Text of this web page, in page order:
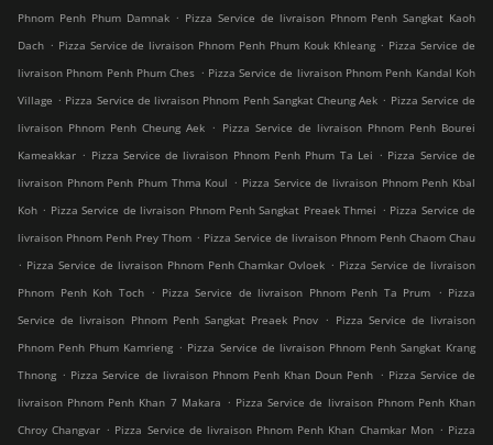
Phnom Penh Phum Damnak . Pizza Service de livraison Phnom Penh Sangkat Kaoh
Dach . Pizza Service de livraison Phnom Penh Phum Kouk Khleang . Pizza Service de
livraison Phnom Penh Phum Ches . Pizza Service de livraison Phnom Penh Kandal Koh
Village . Pizza Service de livraison Phnom Penh Sangkat Cheung Aek . Pizza Service de
livraison Phnom Penh Cheung Aek . Pizza Service de livraison Phnom Penh Bourei
Kameakkar . Pizza Service de livraison Phnom Penh Phum Ta Lei . Pizza Service de
livraison Phnom Penh Phum Thma Koul . Pizza Service de livraison Phnom Penh Kbal
Koh . Pizza Service de livraison Phnom Penh Sangkat Preaek Thmei . Pizza Service de
livraison Phnom Penh Prey Thom . Pizza Service de livraison Phnom Penh Chaom Chau
. Pizza Service de livraison Phnom Penh Chamkar Ovloek . Pizza Service de livraison
Phnom Penh Koh Toch
. Pizza Service de livraison Phnom Penh Ta Prum . Pizza
Service de livraison Phnom Penh Sangkat Preaek Pnov . Pizza Service de livraison
Phnom Penh Phum Kamrieng . Pizza Service de livraison Phnom Penh Sangkat Krang
Thnong . Pizza Service de livraison Phnom Penh Khan Doun Penh . Pizza Service de
livraison Phnom Penh Khan 7 Makara . Pizza Service de livraison Phnom Penh Khan
Chroy Changvar . Pizza Service de livraison Phnom Penh Khan Chamkar Mon . Pizza